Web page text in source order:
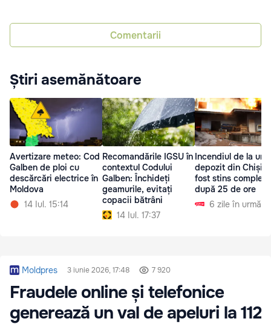
Comentarii
Știri asemănătoare
Avertizare meteo: Cod
Galben de ploi cu
descărcări electrice în
Moldova
14 Iul. 15:14
Recomandările IGSU în
contextul Codului
Galben: Închideți
geamurile, evitați
copacii bătrâni
14 Iul. 17:37
Incendiul de la un
depozit din
fost stins complet
după 25 de ore
6 zile în urmă
Moldpres 3 iunie 2026, 17:48 7 920
Fraudele online și telefonice
generează un val de apeluri la 112